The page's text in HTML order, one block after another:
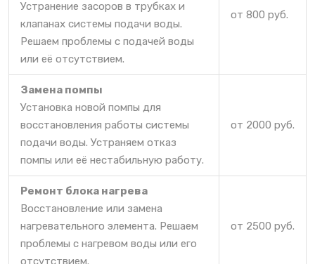
Устранение засоров в трубках и
клапанах системы подачи воды.
Решаем проблемы с подачей воды
или её отсутствием.
от 800 руб.
Замена помпы
Установка новой помпы для
восстановления работы системы
подачи воды. Устраняем отказ
помпы или её нестабильную работу.
от 2000 руб.
Ремонт блока нагрева
Восстановление или замена
нагревательного элемента. Решаем
проблемы с нагревом воды или его
отсутствием.
от 2500 руб.